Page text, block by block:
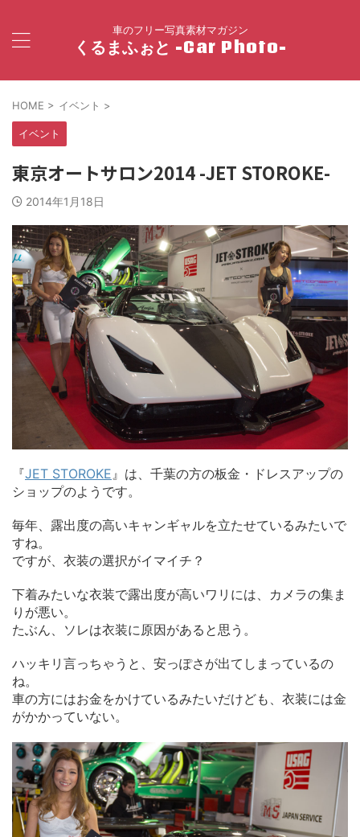
車のフリー写真素材マガジン
くるまふぉと -Car Photo-
HOME > イベント >
イベント
東京オートサロン2014 -JET STOROKE-
2014年1月18日
『JET STOROKE 』は、千葉の方の板金・ドレスアップの
ショップのようです。
毎年、露出度の高いキャンギャルを立たせているみたいで
すね。
ですが、衣装の選択がイマイチ？
下着みたいな衣装で露出度が高いワリには、カメラの集ま
りが悪い。
たぶん、ソレは衣装に原因があると思う。
ハッキリ言っちゃうと、安っぽさが出てしまっているの
ね。
車の方にはお金をかけているみたいだけども、衣装には金
がかかっていない。